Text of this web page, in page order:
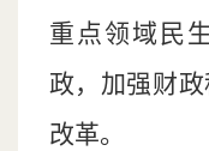
重点领域民
政，加强财
改革。